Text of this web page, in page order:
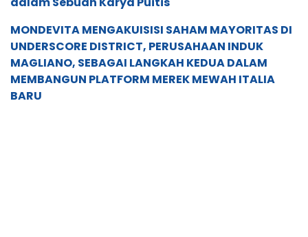
MONDEVITA MENGAKUISISI SAHAM MAYORITAS DI
UNDERSCORE DISTRICT, PERUSAHAAN INDUK
MAGLIANO, SEBAGAI LANGKAH KEDUA DALAM
MEMBANGUN PLATFORM MEREK MEWAH ITALIA
BARU